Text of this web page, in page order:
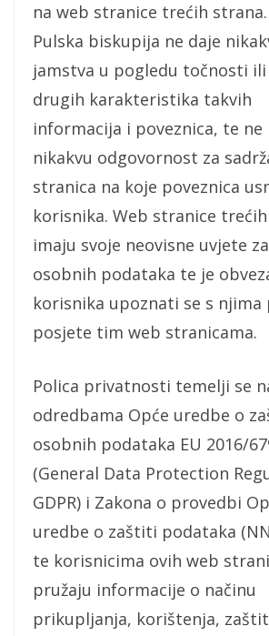
na web stranice trećih
Pulska biskupija ne daje
jamstva u pogledu točnosti
drugih karakteristika takvih
informacija i poveznica, te ne
nikakvu odgovornost za
stranica na koje poveznica
korisnika. Web stranice
imaju svoje neovisne uvjete
osobnih podataka te je
korisnika upoznati se s
posjete tim web stranicama.
Polica privatnosti temelji se
odredbama Opće uredbe o
osobnih podataka EU 2016/
(General Data Protection
GDPR) i Zakona o provedbi
uredbe o zaštiti podataka
te korisnicima ovih web
pružaju informacije o načinu
prikupljanja, korištenja,